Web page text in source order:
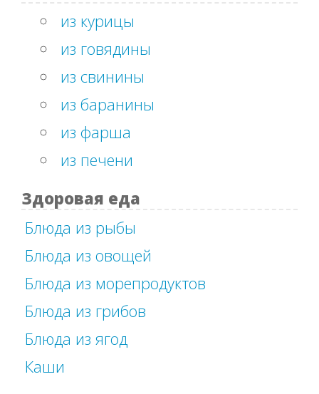
из курицы
из говядины
из свинины
из баранины
из фарша
из печени
Здоровая еда
Блюда из рыбы
Блюда из овощей
Блюда из морепродуктов
Блюда из грибов
Блюда из ягод
Каши